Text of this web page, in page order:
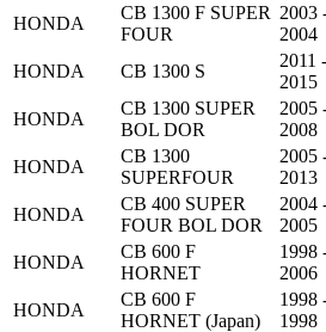
HONDA
CB 1300 F SUPER
FOUR
2003
2004
HONDA CB 1300 S
2011 -
2015
HONDA
CB 1300 SUPER
BOL DOR
2005
2008
HONDA
CB 1300
SUPERFOUR
2005
2013
HONDA
CB 400 SUPER
FOUR BOL DOR
2004
2005
HONDA
CB 600 F
HORNET
1998
2006
HONDA
CB 600 F
HORNET (Japan)
1998
1998